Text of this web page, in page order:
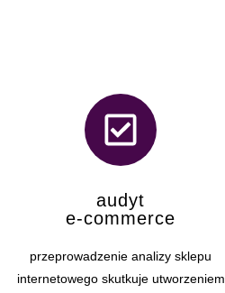
audyt
e-commerce
przeprowadzenie analizy sklepu
internetowego skutkuje utworzeniem